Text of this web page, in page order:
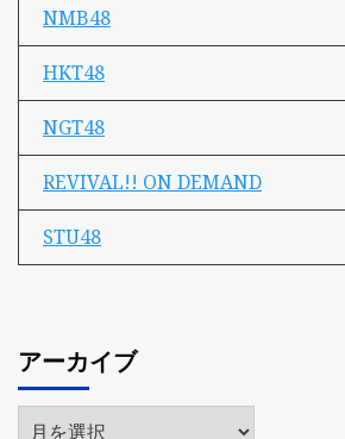
NMB48
HKT48
NGT48
REVIVAL!! ON DEMAND
STU48
アーカイブ
ア